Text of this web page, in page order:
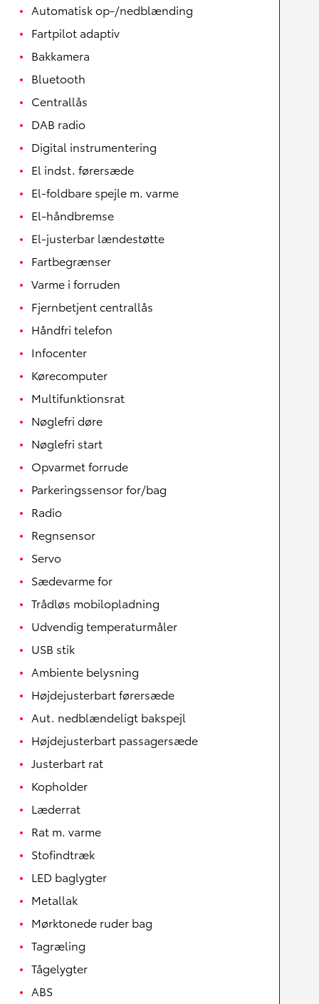
Automatisk op-/nedblænding
Fartpilot adaptiv
Bakkamera
Bluetooth
Centrallås
DAB radio
Digital instrumentering
El indst. førersæde
El-foldbare spejle m. varme
El-håndbremse
El-justerbar lændestøtte
Fartbegrænser
Varme i forruden
Fjernbetjent centrallås
Håndfri telefon
Infocenter
Kørecomputer
Multifunktionsrat
Nøglefri døre
Nøglefri start
Opvarmet forrude
Parkeringssensor for/bag
Radio
Regnsensor
Servo
Sædevarme for
Trådløs mobilopladning
Udvendig temperaturmåler
USB stik
Ambiente belysning
Højdejusterbart førersæde
Aut. nedblændeligt bakspejl
Højdejusterbart passagersæde
Justerbart rat
Kopholder
Læderrat
Rat m. varme
Stofindtræk
LED baglygter
Metallak
Mørktonede ruder bag
Tagræling
Tågelygter
ABS